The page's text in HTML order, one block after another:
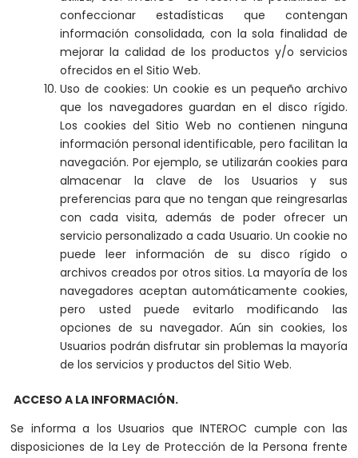
confeccionar estadísticas que contengan
información consolidada, con la sola finalidad de
mejorar la calidad de los productos y/o servicios
ofrecidos en el Sitio Web.
Uso de cookies: Un cookie es un pequeño archivo
que los navegadores guardan en el disco rígido.
Los cookies del Sitio Web no contienen ninguna
información personal identificable, pero facilitan la
navegación. Por ejemplo, se utilizarán cookies para
almacenar la clave de los Usuarios y sus
preferencias para que no tengan que reingresarlas
con cada visita, además de poder ofrecer un
servicio personalizado a cada Usuario. Un cookie no
puede leer información de su disco rígido o
archivos creados por otros sitios. La mayoría de los
navegadores aceptan automáticamente cookies,
pero usted puede evitarlo modificando las
opciones de su navegador. Aún sin cookies, los
Usuarios podrán disfrutar sin problemas la mayoría
de los servicios y productos del Sitio Web.
ACCESO A LA INFORMACIÓN.
Se informa a los Usuarios que INTEROC cumple con las
disposiciones de la Ley de Protección de la Persona frente